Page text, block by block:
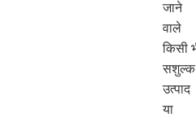
जाने
वाले
किसी
सशुल्क
उत्पाद
या